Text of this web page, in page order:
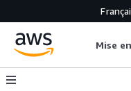
Mise